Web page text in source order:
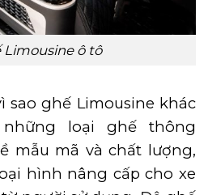
ô tô
sao ghế Limousine khác
loại ghế thông
mẫu mã và chất lượng,
hình nâng cấp cho xe